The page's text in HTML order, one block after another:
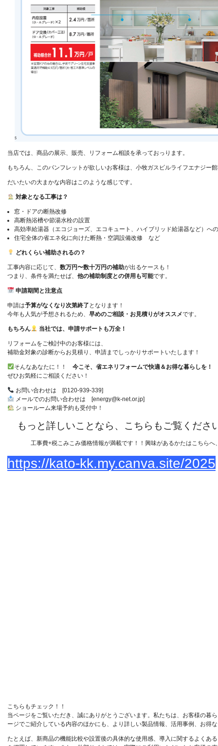
当店では、商品の展示、販売、リフォーム相談を承っておっります。
もちろん、このパンフレットが欲しいお客様は、小牧ガスビルライフエナジー
だいたいの大まかな内容はこのような感じです。
対象となる工事は？
窓・ドアの断熱改修
高断熱浴槽や節湯水栓の設置
高効率給湯器（エコジョーズ、エコキュート、ハイブリッド給湯器など）へ
住宅全体の省エネ化に向けた断熱・空調設備改修 など
どれくらい補助されるの？
工事内容に応じて、 数万円〜数十万円の補助が出るケースも！
つまり、条件を満たせば、 他の補助制度との併用も可能です。
申請期間と注意点
申請は予算がなくなり次第終了 となります！
今年も人気が予想されるため、 早めのご相談・お見積りがオススメです。
もちろん 当社では、申請サポートも万全！
リフォームをご検討中のお客様には、
補助金対象の診断からお見積り、申請までしっかりサポートいたします！
そんなあなたに！！ 今こそ、省エネリフォームで快適＆お得な暮らしを！
ぜひお気軽にご相談ください！
お問い合わせは [0120-939-339]
メールでのお問い合わせは [energy@k-net.or.jp]
ショールーム来場予約も受付中！
もっと詳しいことなら、こちらもご覧く ださ
工事費+税こみこみ価格情報が満載です！！興味があるかたはこちらへ
https://kato-kk.my.canva.site/2025
こちらもチェック！！
当ページをご覧いただき、誠にありがとうございます。私たちは、お客様の暮
ージでご紹介している内容のほかにも、より詳しい製品情報、活用事例、お得
たとえば、新商品の機能比較や設置後の具体的な使用感、導入に関するよくあ